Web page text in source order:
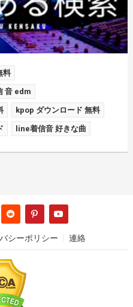
料
音 edm
kpop ダウンロード 無料
line着信音 好きな曲
シーポリシー 連絡